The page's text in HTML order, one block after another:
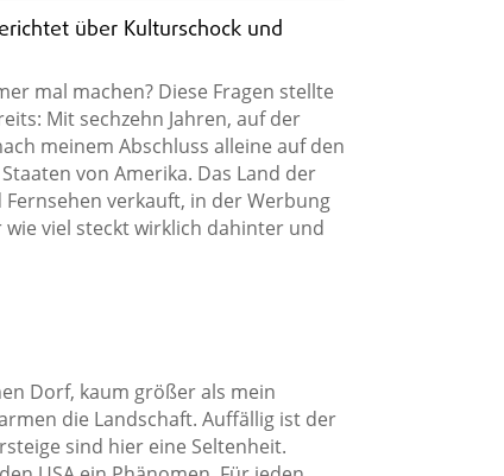
über Kulturschock und
mal machen? Diese Fragen stellte
Mit sechzehn Jahren, auf der
meinem Abschluss alleine auf den
von Amerika. Das Land der
verkauft, in der Werbung
viel steckt wirklich dahinter und
Dorf, kaum größer als mein
die Landschaft. Auffällig ist der
sind hier eine Seltenheit.